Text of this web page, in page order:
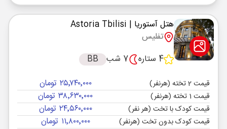
هتل آستوریا | Astoria Tbilisi
تفلیس
4 ستاره
7 شب BB
قیمت 2 تخته (هرنفر) ۲۵٬۷۴۰٬۰۰۰ تومان
قیمت 1 تخته (هرنفر) ۳۸٬۶۳۰٬۰۰۰ تومان
قیمت کودک با تخت (هر نفر) ۲۴٬۵۶۰٬۰۰۰ تومان
قیمت کودک بدون تخت (هرنفر) ۱۱٬۸۰۰٬۰۰۰ تومان